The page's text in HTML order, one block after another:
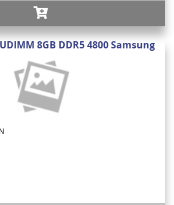
8GB DDR5 4800 Samsung